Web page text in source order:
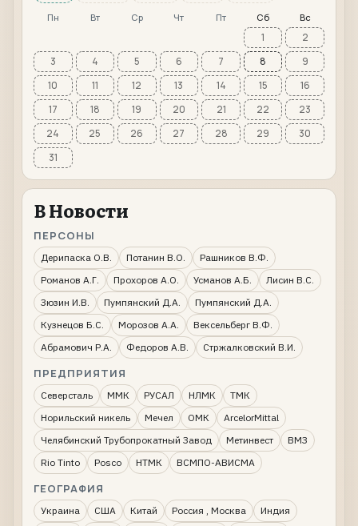
Пн Вт Ср Чт Пт Сб Вс
1
2
3
4 5 6 7 8
9
10
11 12 13 14 15
16
17
18 19 20 21 22
23
24
25 26 27 28 29
30
31
В Новости
ПЕРСОНЫ
Дерипаска О.В. Потанин В.О.
Рашников В.Ф.
Романов А.Г.
Прохоров А.О. Усманов А.Б.
Лисин В.С.
Зюзин И.В.
Пумпянский Д.А.
Пумпянский Д.А.
Кузнецов Б.С.
Морозов А.А.
Вексельберг В.Ф.
Абрамович Р.А.
Федоров А.В. Стржалковский В.И.
ПРЕДПРИЯТИЯ
Северсталь ММК РУСАЛ НЛМК
ТМК
Норильский никель
Мечел ОМК
ArcelorMittal
Челябинский Трубопрокатный Завод
Метинвест
ВМЗ
Rio Tinto
Posco НТМК ВСМПО-АВИСМА
ГЕОГРАФИЯ
Украина США Китай Россия , Москва
Индия